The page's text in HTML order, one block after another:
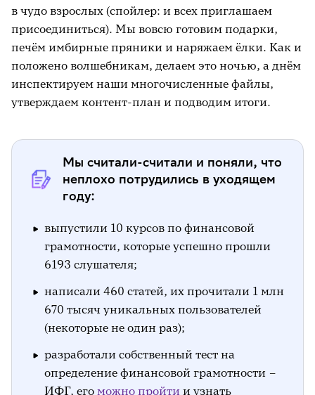
в чудо взрослых (спойлер: и всех приглашаем
присоединиться). Мы вовсю готовим подарки,
печём имбирные пряники и наряжаем ёлки. Как и
положено волшебникам, делаем это ночью, а днём
инспектируем наши многочисленные файлы,
утверждаем контент-план и подводим итоги.
Мы считали-считали и поняли, что
неплохо потрудились в уходящем
году:
выпустили 10 курсов по финансовой
грамотности, которые успешно прошли
6193 слушателя;
написали 460 статей, их прочитали 1 млн
670 тысяч уникальных пользователей
(некоторые не один раз);
разработали собственный тест на
определение финансовой грамотности –
ИФГ, его можно пройти и узнать